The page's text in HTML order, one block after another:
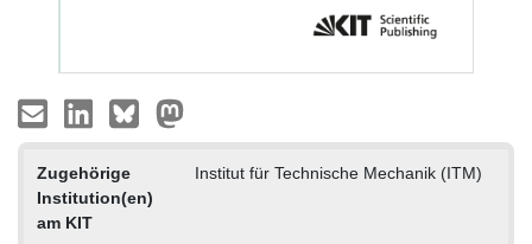
Zugehörige
Institution(en)
am KIT
Institut für Technische Mechanik (ITM)